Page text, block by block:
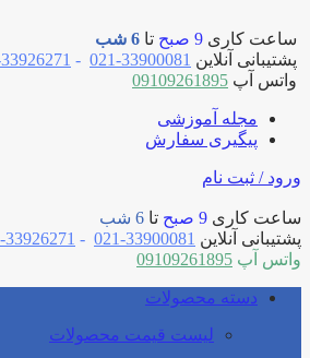
ساعت کاری 9 صبح تا 6 شب
پشتیبانی آنلاین 33900081-021
-
33926271-021
واتس آپ 09109261895
مجله آموزشی
پیگیری سفارش
ورود / ثبت نام
ساعت کاری 9 صبح تا 6 شب
پشتیبانی آنلاین 33900081-021
-
33926271-021
واتس آپ 09109261895
دسته محصولات
لیست قیمت محصولات